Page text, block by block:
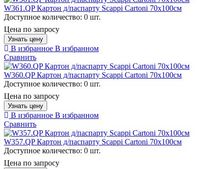
W361.QP Картон д/паспарту Scappi Cartoni 70х100см
Доступное количество: 0 шт.
Цена по запросу
Узнать цену
В избранное В избранном
Сравнить
W360.QP Картон д/паспарту Scappi Cartoni 70х100см
Доступное количество: 0 шт.
Цена по запросу
Узнать цену
В избранное В избранном
Сравнить
W357.QP Картон д/паспарту Scappi Cartoni 70х100см
Доступное количество: 0 шт.
Цена по запросу